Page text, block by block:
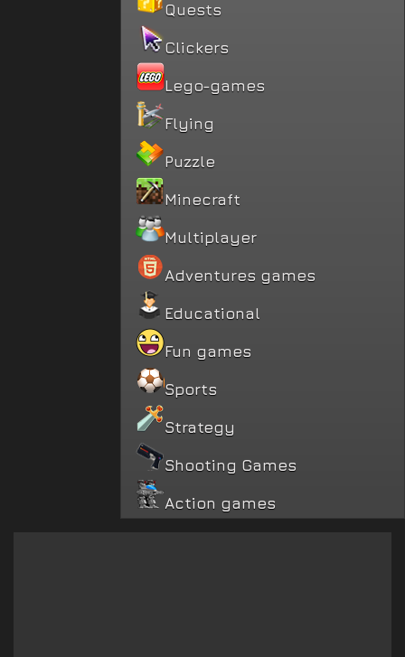
Quests
Clickers
Lego-games
Flying
Puzzle
Minecraft
Multiplayer
Adventures games
Educational
Fun games
Sports
Strategy
Shooting Games
Action games